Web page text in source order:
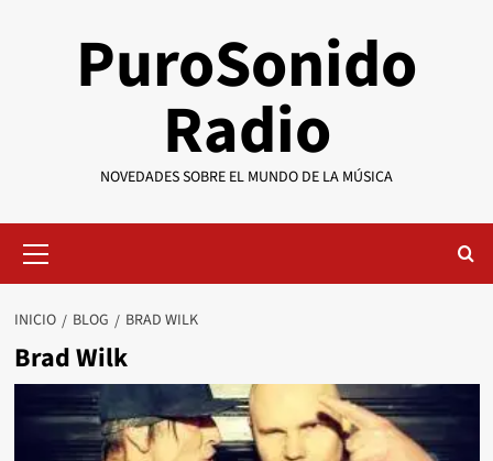
PuroSonido
Radio
NOVEDADES SOBRE EL MUNDO DE LA MÚSICA
primario
INICIO BLOG BRAD WILK
Brad Wilk